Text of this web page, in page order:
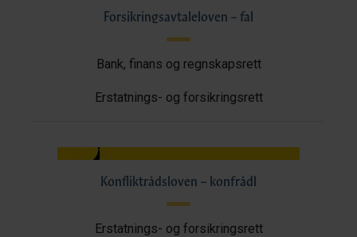
Forsikringsavtaleloven – fal
Bank, finans og regnskapsrett
Erstatnings- og forsikringsrett
Konfliktrådsloven – konfrådl
Erstatnings- og forsikringsrett